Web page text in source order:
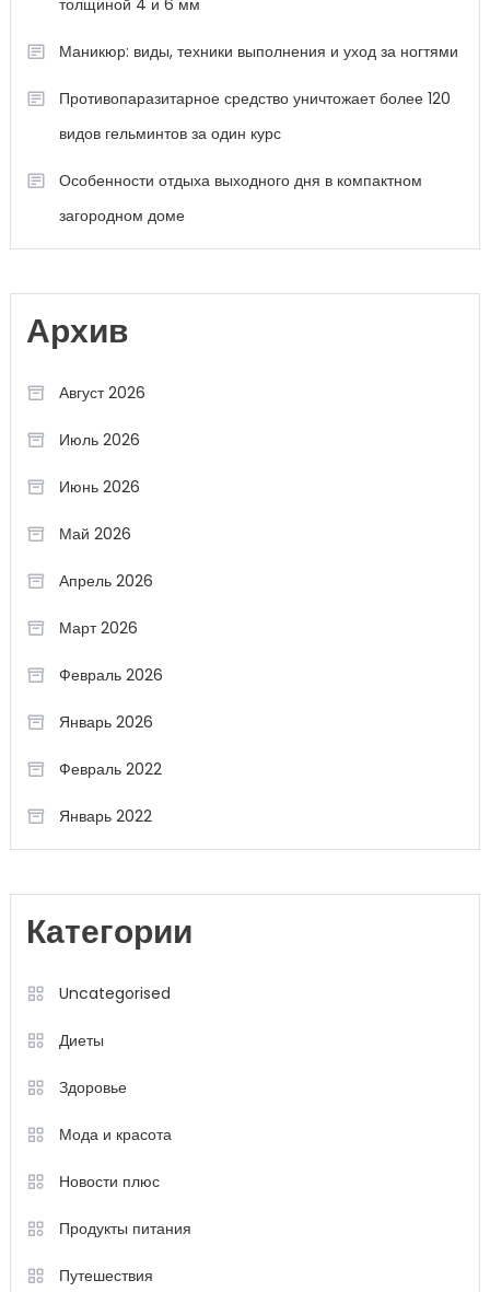
толщиной 4 и 6 мм
Маникюр: виды, техники выполнения и уход за ногтями
Противопаразитарное средство уничтожает более 120
видов гельминтов за один курс
Особенности отдыха выходного дня в компактном
загородном доме
Архив
Август 2026
Июль 2026
Июнь 2026
Май 2026
Апрель 2026
Март 2026
Февраль 2026
Январь 2026
Февраль 2022
Январь 2022
Категории
Uncategorised
Диеты
Здоровье
Мода и красота
Новости плюс
Продукты питания
Путешествия